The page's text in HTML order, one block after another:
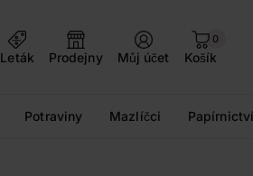
Leták
Prodejny Můj účet
0
Košík
Potraviny Mazlíčci